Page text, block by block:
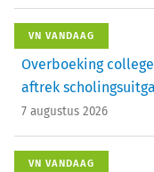
VN VANDAAG
Overboeking
aftrek
7 augustus 2026
VN VANDAAG